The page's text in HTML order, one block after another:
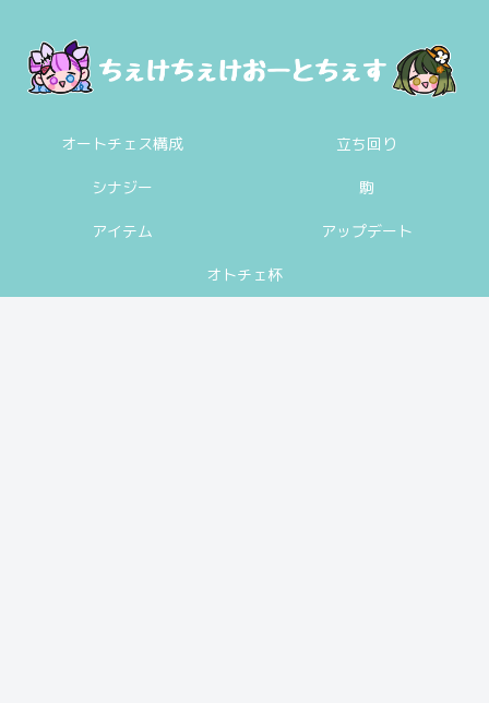
オートチェス構成 立ち回り
シナジー 駒
アイテム アップデート
オトチェ杯